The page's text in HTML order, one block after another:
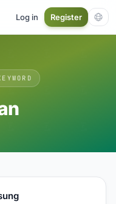
Log in Register